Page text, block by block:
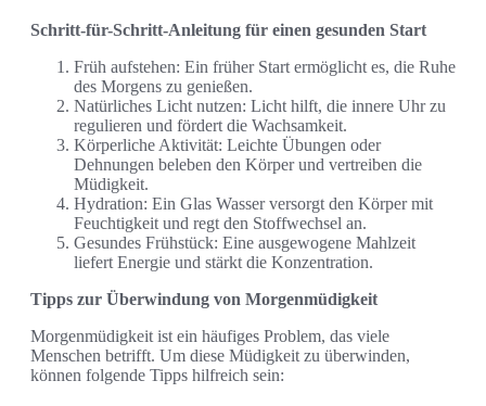
Schritt-für-Schritt-Anleitung für einen gesunden Start
Früh aufstehen: Ein früher Start ermöglicht es, die Ruhe
des Morgens zu genießen.
Natürliches Licht nutzen: Licht hilft, die innere Uhr zu
regulieren und fördert die Wachsamkeit.
Körperliche Aktivität: Leichte Übungen oder
Dehnungen beleben den Körper und vertreiben die
Müdigkeit.
Hydration: Ein Glas Wasser versorgt den Körper mit
Feuchtigkeit und regt den Stoffwechsel an.
Gesundes Frühstück: Eine ausgewogene Mahlzeit
liefert Energie und stärkt die Konzentration.
Tipps zur Überwindung von Morgenmüdigkeit
Morgenmüdigkeit ist ein häufiges Problem, das viele
Menschen betrifft. Um diese Müdigkeit zu überwinden,
können folgende Tipps hilfreich sein: